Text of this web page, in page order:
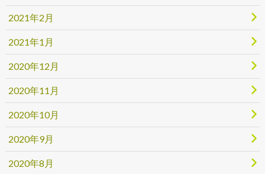
2021年2月
2021年1月
2020年12月
2020年11月
2020年10月
2020年9月
2020年8月